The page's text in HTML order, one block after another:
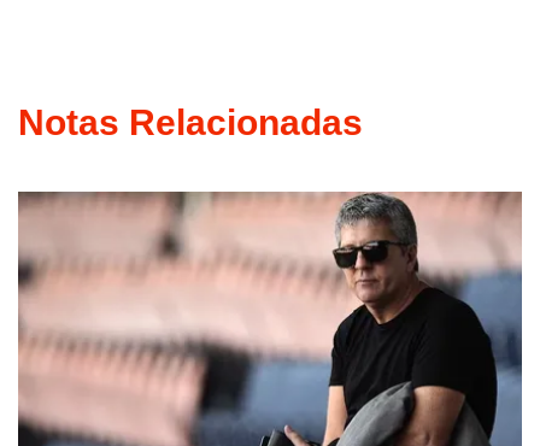
Notas Relacionadas